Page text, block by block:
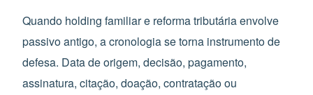
Quando holding familiar e reforma tributária envolve
passivo antigo, a cronologia se torna instrumento de
defesa. Data de origem, decisão, pagamento,
assinatura, citação, doação, contratação ou